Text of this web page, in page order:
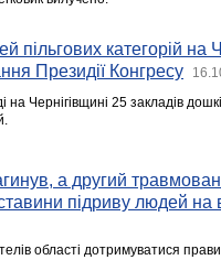
пільгових категорій на
Президії Конгресу
на Чернігівщині 25 закладів
а другий
підриву людей на
області дотримуватися